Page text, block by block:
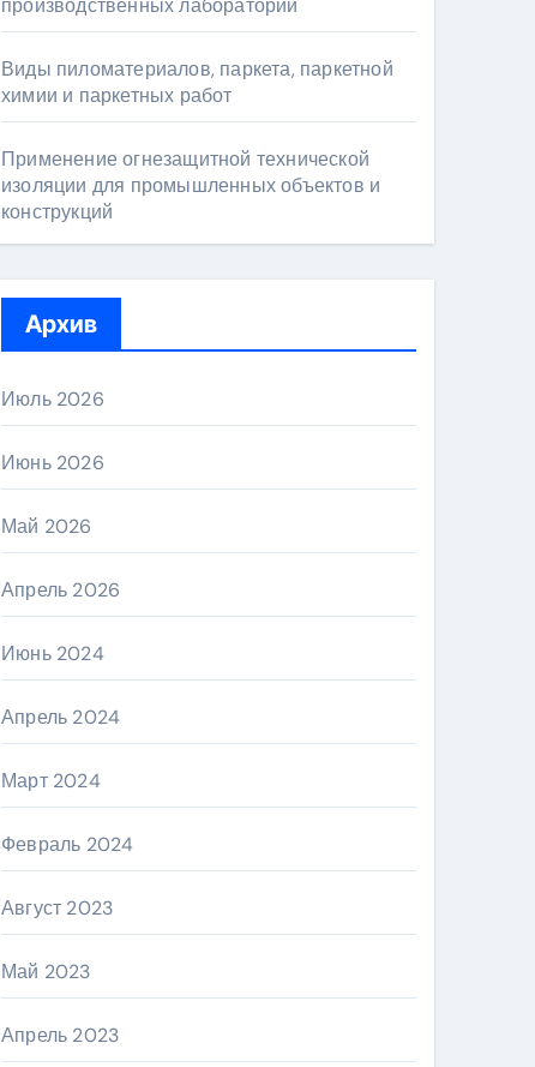
производственных лабораторий
Виды пиломатериалов, паркета, паркетной
химии и паркетных работ
Применение огнезащитной технической
изоляции для промышленных объектов и
конструкций
Архив
Июль 2026
Июнь 2026
Май 2026
Апрель 2026
Июнь 2024
Апрель 2024
Март 2024
Февраль 2024
Август 2023
Май 2023
Апрель 2023